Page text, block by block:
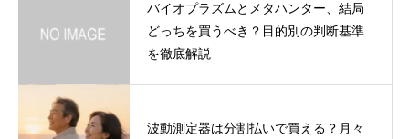
バイオプラズムとメタハンター、結局
どっちを買うべき？目的別の判断基準
を徹底解説
波動測定器は分割払いで買える？月々